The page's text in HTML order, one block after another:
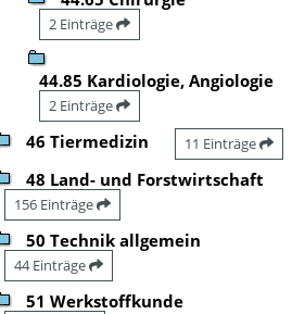
2 Einträge
44.85 Kardiologie, Angiologie
2 Einträge
46 Tiermedizin 11 Einträge
48 Land- und Forstwirtschaft
156 Einträge
50 Technik allgemein
44 Einträge
51 Werkstoffkunde